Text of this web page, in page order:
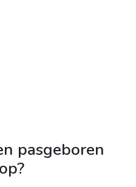
pasgeboren